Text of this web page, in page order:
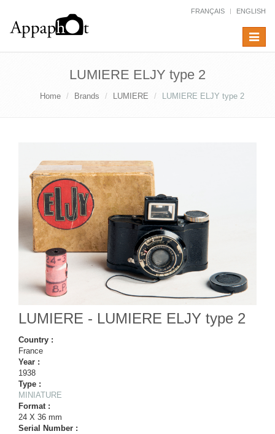
FRANÇAIS ENGLISH
Toggle
LUMIERE ELJY type 2
Home Brands LUMIERE LUMIERE ELJY type 2
LUMIERE - LUMIERE ELJY type 2
Country :
France
Year :
1938
Type :
MINIATURE
Format :
24 X 36 mm
Serial Number :